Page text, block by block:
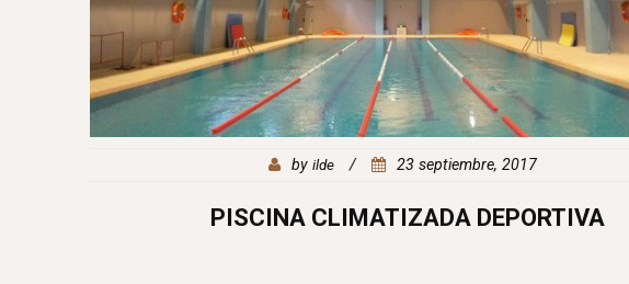
byilde / 23 septiembre, 2017
PANELES SOLARES